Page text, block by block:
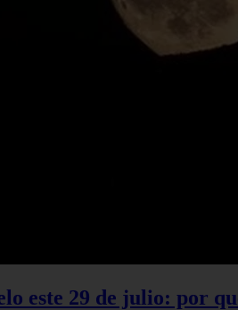
este 29 de julio: por